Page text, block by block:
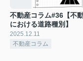
不動産コラム#36【不
における道路種別】
2025.12.11
不動産コラム